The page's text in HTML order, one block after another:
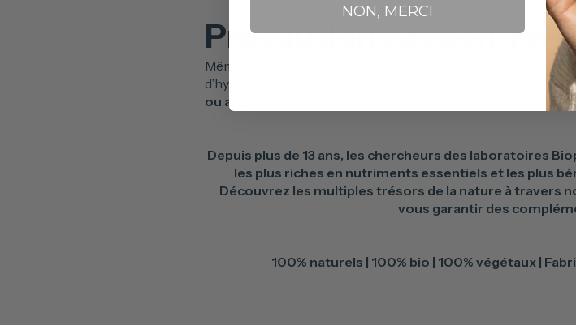
Précautions et contre-
Même si le cassis a très peu d’effet secondaire, il est
d’hypertension et à celles présentant une insuffisance
ou allaitantes et aux enfants.
Depuis plus de 13 ans, les chercheurs des laboratoires
les plus riches en nutriments essentiels et les plus
Découvrez les multiples trésors de la nature à travers
vous garantir des
100% naturels | 100% bio | 100% végétaux |
NON, MERCI